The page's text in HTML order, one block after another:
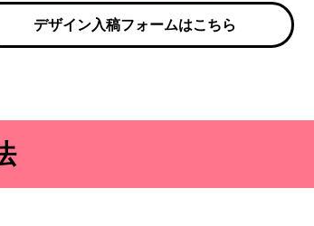
デザイン入稿フォームはこちら